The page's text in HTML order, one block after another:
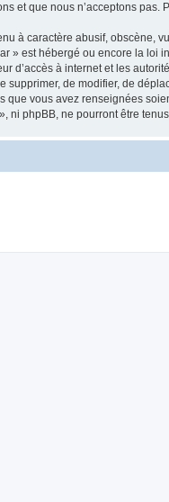
et que nous n’acceptons
à caractère abusif, obscène,
» est hébergé ou encore la
d’accès à internet et les
supprimer, de modifier, de
que vous avez renseignées
ni phpBB, ne pourront être